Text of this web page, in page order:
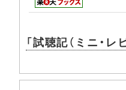
「試聴記（ミニ・